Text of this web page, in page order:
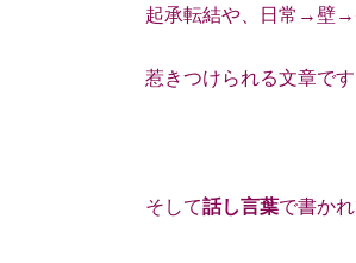
起承転結や、日常→壁→
惹きつけられる文章です
そして話し言葉で書か